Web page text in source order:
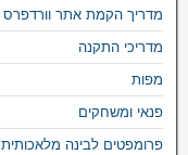
מדריך הקמת אתר וורדפרס
מדריכי התקנה
מפות
פנאי ומשחקים
פרומפטים לבינה מלאכותית